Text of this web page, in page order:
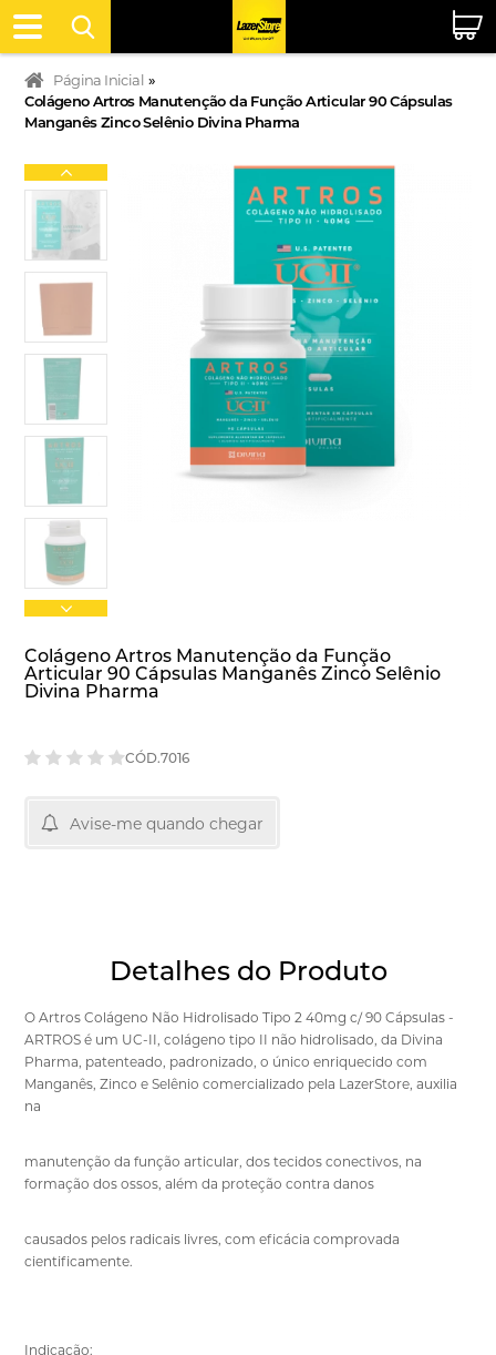
Página Inicial »
Colágeno Artros Manutenção da Função Articular 90 Cápsulas
Manganês Zinco Selênio Divina Pharma
Colágeno Artros Manutenção da Função
Articular 90 Cápsulas Manganês Zinco Selênio
Divina Pharma
CÓD.7016
Avise-me quando chegar
Detalhes do Produto
O Artros Colágeno Não Hidrolisado Tipo 2 40mg c/ 90 Cápsulas -
ARTROS é um UC-II, colágeno tipo II não hidrolisado, da Divina
Pharma, patenteado, padronizado, o único enriquecido com
Manganês, Zinco e Selênio comercializado pela LazerStore, auxilia
na
manutenção da função articular, dos tecidos conectivos, na
formação dos ossos, além da proteção contra danos
causados pelos radicais livres, com eficácia comprovada
cientificamente.
Indicação: